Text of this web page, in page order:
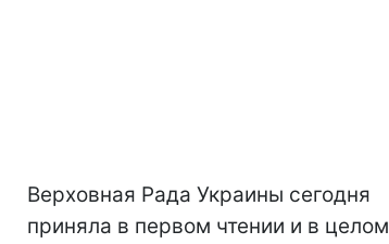
Верховная Рада Украины сегодня
приняла в первом чтении и в целом